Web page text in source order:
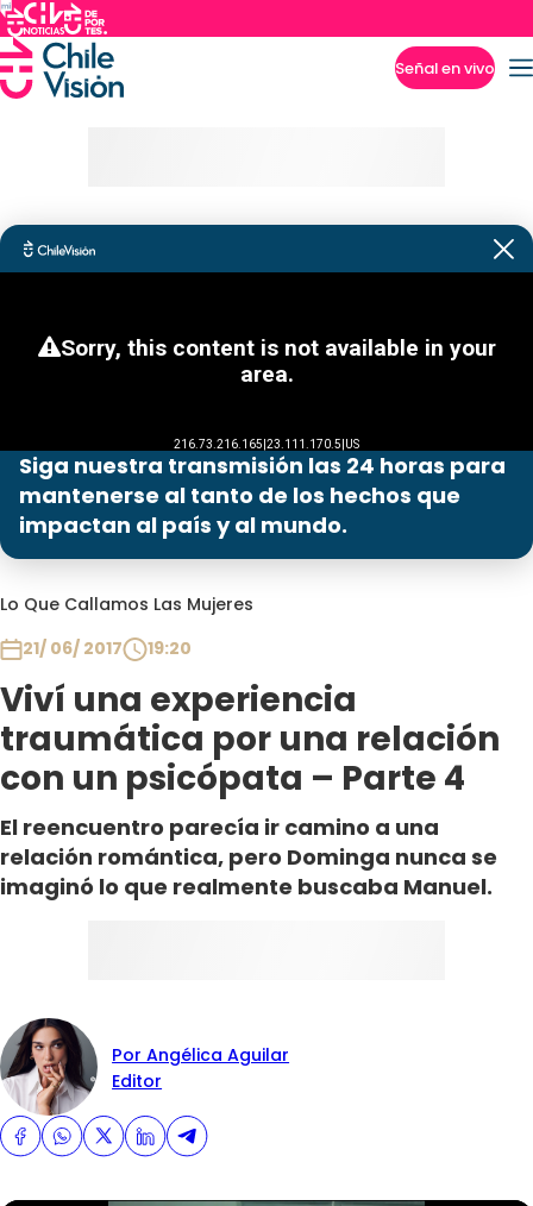
Señal en vivo
Siga nuestra transmisión las 24 horas para
mantenerse al tanto de los hechos que
impactan al país y al mundo.
Lo Que Callamos Las Mujeres
21/ 06/ 2017
19:20
Viví una experiencia
traumática por una relación
con un psicópata – Parte 4
El reencuentro parecía ir camino a una
relación romántica, pero Dominga nunca se
imaginó lo que realmente buscaba Manuel.
Por Angélica Aguilar
Editor
Programas
Club De La Comedia
Contigo en Directo
Plan Perfecto
El Tiempo
Sabingo
Todos Los Programas